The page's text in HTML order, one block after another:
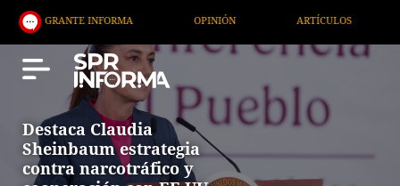
INFORMA OPINIÓN ARTÍCULOS ARTE /
Destaca Claudia
Sheinbaum estrategia
contra narcotráfico y